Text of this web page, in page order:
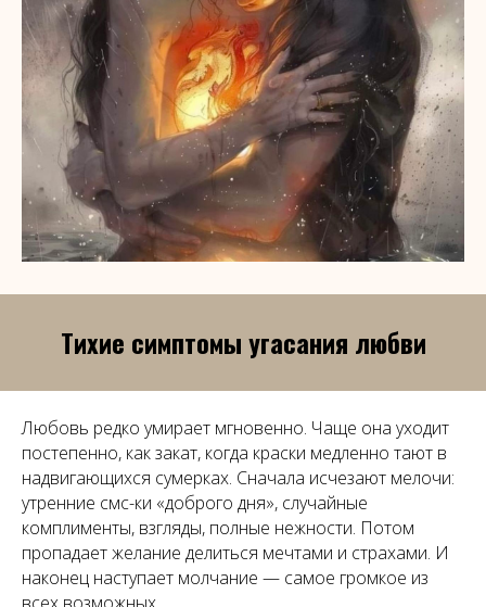
Тихие симптомы угасания любви
Любовь редко умирает мгновенно. Чаще она уходит
постепенно, как закат, когда краски медленно тают в
надвигающихся сумерках. Сначала исчезают мелочи:
утренние смс-ки «доброго дня», случайные
комплименты, взгляды, полные нежности. Потом
пропадает желание делиться мечтами и страхами. И
наконец наступает молчание — самое громкое из